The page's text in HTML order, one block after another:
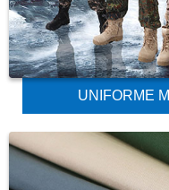
UNIFORME